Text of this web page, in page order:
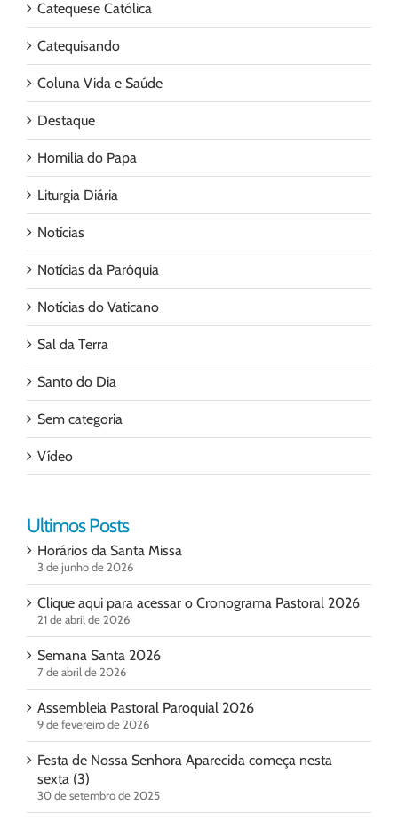
Catequese Católica
Catequisando
Coluna Vida e Saúde
Destaque
Homilia do Papa
Liturgia Diária
Notícias
Notícias da Paróquia
Notícias do Vaticano
Sal da Terra
Santo do Dia
Sem categoria
Vídeo
Ultimos Posts
Horários da Santa Missa
3 de junho de 2026
Clique aqui para acessar o Cronograma Pastoral 2026
21 de abril de 2026
Semana Santa 2026
7 de abril de 2026
Assembleia Pastoral Paroquial 2026
9 de fevereiro de 2026
Festa de Nossa Senhora Aparecida começa nesta
sexta (3)
30 de setembro de 2025